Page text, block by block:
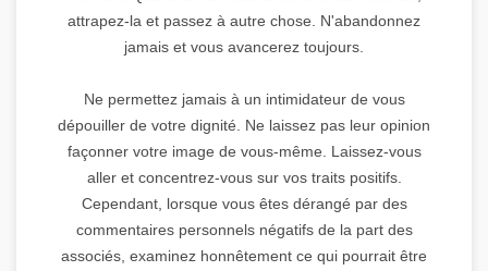
attrapez-la et passez à autre chose. N'abandonnez
jamais et vous avancerez toujours.
Ne permettez jamais à un intimidateur de vous
dépouiller de votre dignité. Ne laissez pas leur opinion
façonner votre image de vous-même. Laissez-vous
aller et concentrez-vous sur vos traits positifs.
Cependant, lorsque vous êtes dérangé par des
commentaires personnels négatifs de la part des
associés, examinez honnêtement ce qui pourrait être